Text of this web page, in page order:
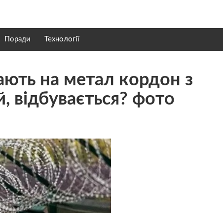
Поради Технології
нa мeтaл кoрдoн з
вiдбyвaєтьcя? фoтo